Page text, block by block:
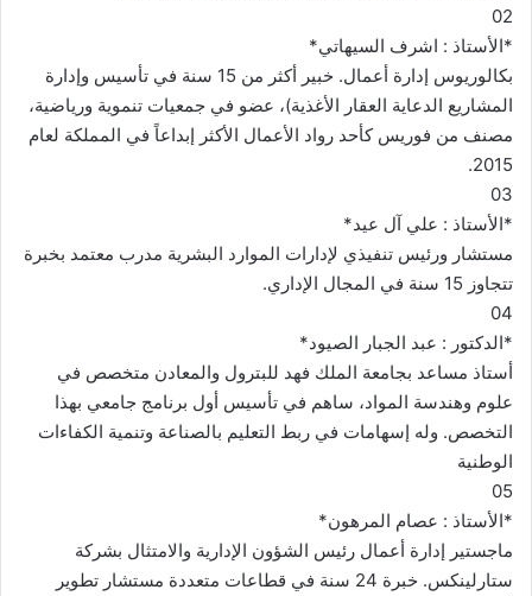
02
*الأستاذ : اشرف السيهاتي*
بكالوريوس إدارة أعمال. خبير أكثر من 15 سنة في تأسيس وإدارة
المشاريع الدعاية العقار الأغذية)، عضو في جمعيات تنموية ورياضية،
مصنف من فوريس كأحد رواد الأعمال الأكثر إبداعاً في المملكة لعام
2015.
03
*الأستاذ : علي آل عيد*
مستشار ورئيس تنفيذي لإدارات الموارد البشرية مدرب معتمد بخبرة
تتجاوز 15 سنة في المجال الإداري.
04
*الدكتور : عبد الجبار الصيود*
أستاذ مساعد بجامعة الملك فهد للبترول والمعادن متخصص في
علوم وهندسة المواد، ساهم في تأسيس أول برنامج جامعي بهذا
التخصص. وله إسهامات في ربط التعليم بالصناعة وتنمية الكفاءات
الوطنية
05
*الأستاذ : عصام المرهون*
ماجستير إدارة أعمال رئيس الشؤون الإدارية والامتثال بشركة
ستارلينكس. خبرة 24 سنة في قطاعات متعددة مستشار تطوير